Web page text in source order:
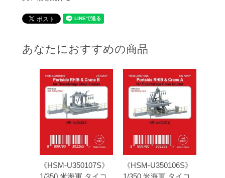
あなたにおすすめの商品
《HSM-U350107S》
1/350 米海軍 タイコ
《HSM-U350106S》
1/350 米海軍 タイコ